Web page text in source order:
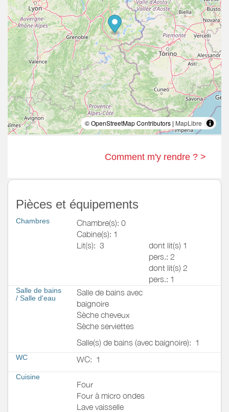
© OpenStreetMap Contributors | MapLibre
Comment m'y rendre ? >
Pièces et équipements
Chambres
Chambre(s): 0
Cabine(s): 1
Lit(s): 3
dont lit(s) 1
pers.: 2
dont lit(s) 2
pers.: 1
Salle de bains
/ Salle d'eau
Salle de bains avec
baignoire
Sèche cheveux
Sèche serviettes
Salle(s) de bains (avec baignoire): 1
WC WC: 1
Cuisine
Four
Four à micro ondes
Lave vaisselle